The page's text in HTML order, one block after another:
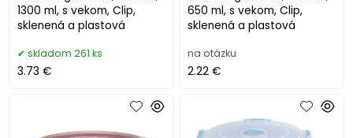
1300 ml, s vekom, Clip,
sklenená a plastová
skladom 261 ks
3.73 €
650 ml, s vekom, Clip,
sklenená a plastová
na otázku
2.22 €